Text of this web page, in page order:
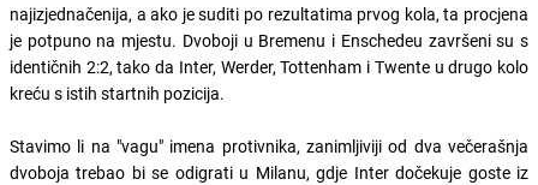
najizjednačenija, a ako je suditi po rezultatima prvog kola, ta procjena
je potpuno na mjestu. Dvoboji u Bremenu i Enschedeu završeni su s
identičnih 2:2, tako da Inter, Werder, Tottenham i Twente u drugo kolo
kreću s istih startnih pozicija.
Stavimo li na "vagu" imena protivnika, zanimljiviji od dva večerašnja
dvoboja trebao bi se odigrati u Milanu, gdje Inter dočekuje goste iz